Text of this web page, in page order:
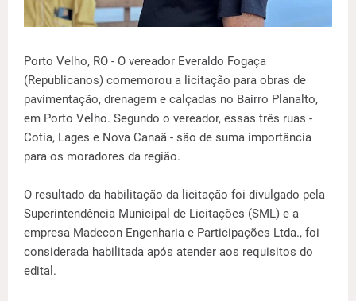
Porto Velho, RO - O vereador Everaldo Fogaça
(Republicanos) comemorou a licitação para obras de
pavimentação, drenagem e calçadas no Bairro Planalto,
em Porto Velho. Segundo o vereador, essas três ruas -
Cotia, Lages e Nova Canaã - são de suma importância
para os moradores da região.
O resultado da habilitação da licitação foi divulgado pela
Superintendência Municipal de Licitações (SML) e a
empresa Madecon Engenharia e Participações Ltda., foi
considerada habilitada após atender aos requisitos do
edital.